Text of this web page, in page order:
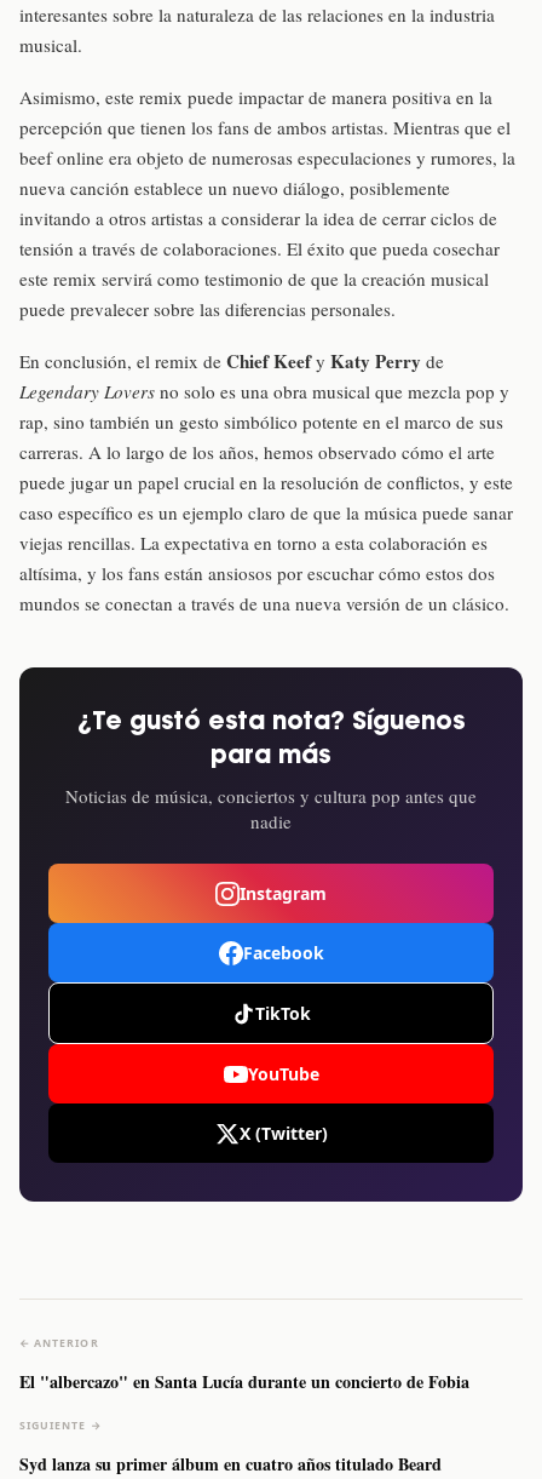
interesantes sobre la naturaleza de las relaciones en la industria
musical.
Asimismo, este remix puede impactar de manera positiva en la
percepción que tienen los fans de ambos artistas. Mientras que el
beef online era objeto de numerosas especulaciones y rumores, la
nueva canción establece un nuevo diálogo, posiblemente
invitando a otros artistas a considerar la idea de cerrar ciclos de
tensión a través de colaboraciones. El éxito que pueda cosechar
este remix servirá como testimonio de que la creación musical
puede prevalecer sobre las diferencias personales.
En conclusión, el remix de Chief Keefy Katy Perry de
Legendary Lovers no solo es una obra musical que mezcla pop y
rap, sino también un gesto simbólico potente en el marco de sus
carreras. A lo largo de los años, hemos observado cómo el arte
puede jugar un papel crucial en la resolución de conflictos, y este
caso específico es un ejemplo claro de que la música puede sanar
viejas rencillas. La expectativa en torno a esta colaboración es
altísima, y los fans están ansiosos por escuchar cómo estos dos
mundos se conectan a través de una nueva versión de un clásico.
¿Te gustó esta nota? Síguenos
para más
Noticias de música, conciertos y cultura pop antes que
nadie
Instagram
Facebook
TikTok
YouTube
X (Twitter)
← ANTERIOR
El "albercazo" en Santa Lucía durante un concierto de Fobia
SIGUIENTE →
Syd lanza su primer álbum en cuatro años titulado Beard